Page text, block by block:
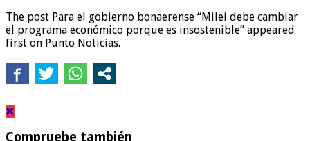
The post Para el gobierno bonaerense “Milei debe cambiar
el programa económico porque es insostenible” appeared
first on Punto Noticias.
Compruebe también